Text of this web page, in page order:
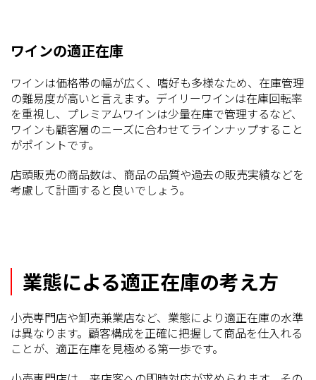
ワインの適正在庫
ワインは価格帯の幅が広く、嗜好も多様なため、在庫管理
の難易度が高いと言えます。デイリーワインは在庫回転率
を重視し、プレミアムワインは少量在庫で管理するなど、
ワインも顧客層のニーズに合わせてラインナップすること
がポイントです。
店頭販売の商品数は、商品の品質や過去の販売実績などを
考慮して計画すると良いでしょう。
業態による適正在庫の考え方
小売専門店や卸売兼業店など、業態により適正在庫の水準
は異なります。顧客構成を正確に把握して商品を仕入れる
ことが、適正在庫を見極める第一歩です。